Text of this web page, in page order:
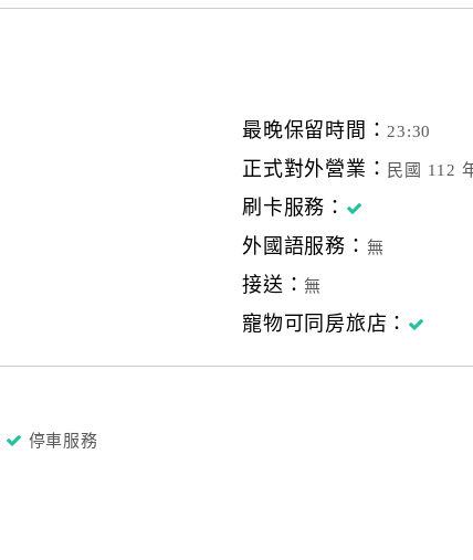
最晚保留時間：23:30
正式對外營業： 民國 112
刷卡服務：
外國語服務： 無
接送：無
寵物可同房旅店：
停車服務